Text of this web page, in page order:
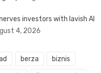
investors with lavish AI
4, 2026
berza biznis